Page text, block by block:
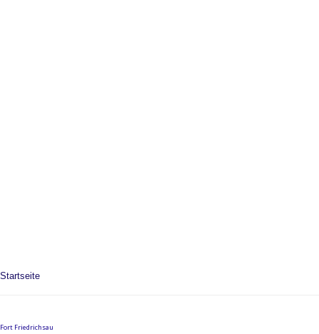
Startseite
Fort Friedrichsau